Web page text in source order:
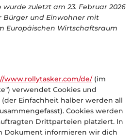
zuletzt am 23. Februar 2026
und Einwohner mit
Europäischen Wirtschaftsraum
www.rollytasker.com/de/(im
verwendet Cookies und
Einfachheit halber werden all
Cookies werden
Drittparteien platziert. In
Dokument informieren wir dich